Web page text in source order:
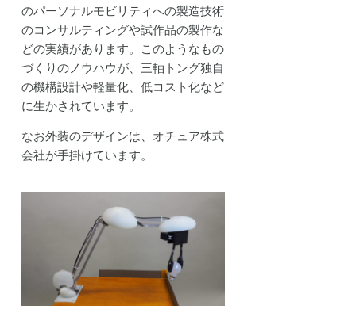
のパーソナルモビリティへの製造技術
のコンサルティングや試作品の製作な
どの実績があります。このようなもの
づくりのノウハウが、三軸トング独自
の機構設計や軽量化、低コスト化など
に生かされています。
なお外装のデザインは、オチュア株式
会社が手掛けています。